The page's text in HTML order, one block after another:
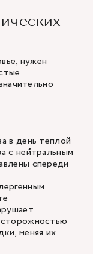
нужен
в день теплой
с нейтральным
спереди
меняя их